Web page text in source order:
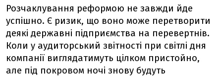
Розчаклування реформою не завжди йде
успішно. Є ризик, що воно може перетворити
деякі державні підприємства на перевертнів.
Коли у аудиторський звітності при світлі дня
компанії виглядатимуть цілком пристойно,
але під покровом ночі знову будуть